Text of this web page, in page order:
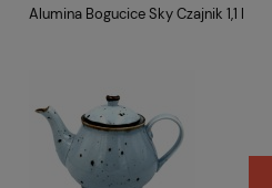
Alumina Bogucice Sky Czajnik 1,1 l